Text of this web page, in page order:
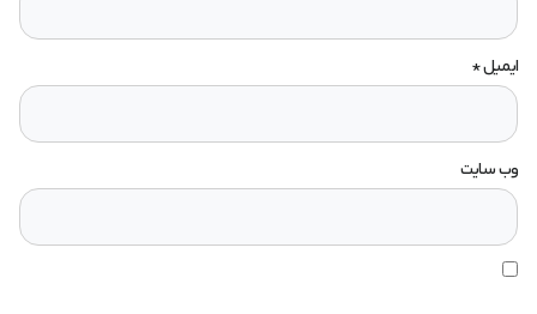
ایمیل*
وب‌ سایت